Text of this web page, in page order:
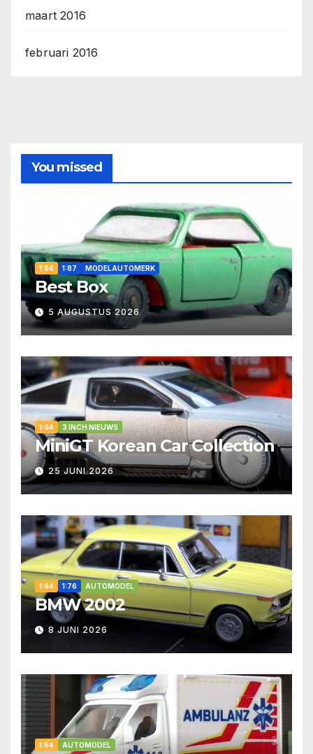
maart 2016
februari 2016
You missed
1:64 1:87 MODELAUTOMERK
Best Box
5 AUGUSTUS 2026
1:64 3 INCH NIEUWS
MiniGT Korean Car Collection
25 JUNI 2026
1:64 1:76 AUTOMODEL
BMW 2002
8 JUNI 2026
1:64 AUTOMODEL